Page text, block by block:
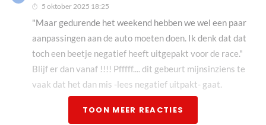
5 oktober 2025 18:25
"Maar gedurende het weekend hebben we wel een paar
aanpassingen aan de auto moeten doen. Ik denk dat dat
toch een beetje negatief heeft uitgepakt voor de race."
Blijf er dan vanaf !!!! Pfffff.... dit gebeurt mijnsinziens te
vaak dat het dan mis -lees negatief uitpakt- gaat.
TOON MEER REACTIES